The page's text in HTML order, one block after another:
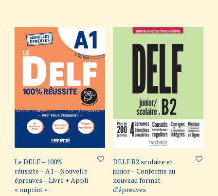
Le DELF – 100%
réussite – A1 – Nouvelle
épreuves – Livre + Appli
« onprint »
DELF B2 scolaire et
junior – Conforme au
nouveau format
d’épreuves